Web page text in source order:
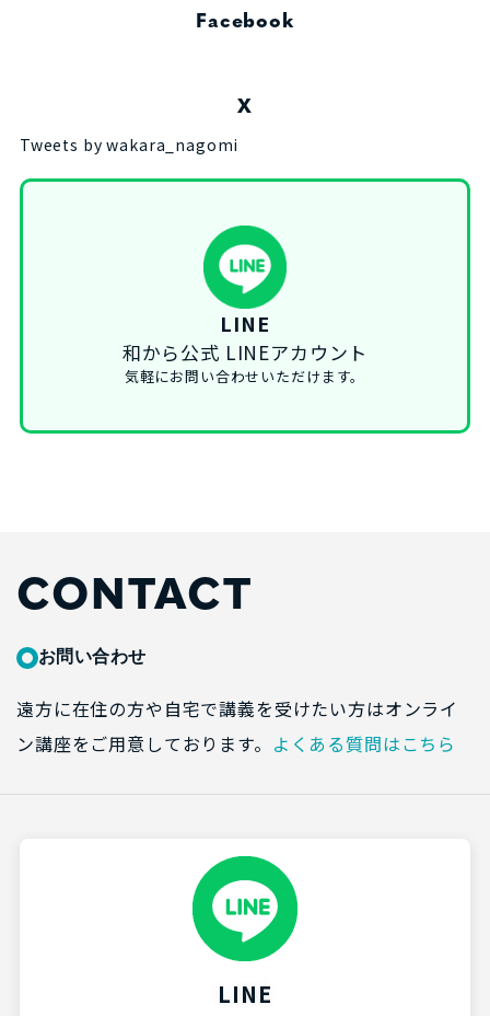
Facebook
X
Tweets by wakara_nagomi
LINE
和から公式 LINEアカウント
気軽にお問い合わせいただけます。
CONTACT
お問い合わせ
遠方に在住の方や自宅で講義を受けたい方はオンライ
ン講座をご用意しております。 よくある質問はこちら
LINE